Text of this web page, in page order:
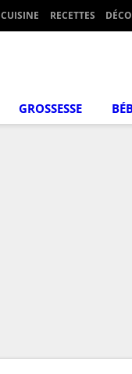
CUISINE RECETTES DÉCO
GROSSESSE